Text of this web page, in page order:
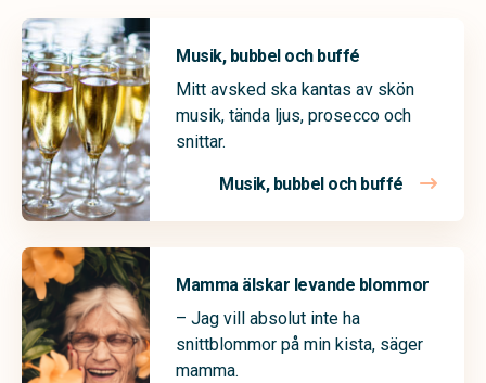
Musik, bubbel och buffé
Mitt avsked ska kantas av skön
musik, tända ljus, prosecco och
snittar.
Musik, bubbel och buffé
Mamma älskar levande blommor
– Jag vill absolut inte ha
snittblommor på min kista, säger
mamma.